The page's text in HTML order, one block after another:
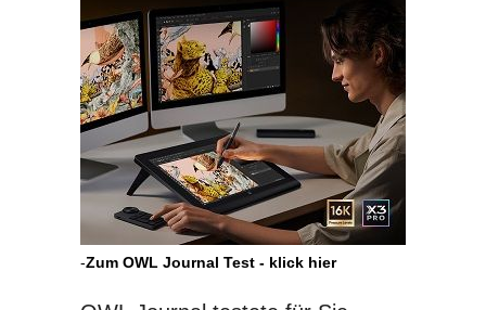
-Zum OWL Journal Test - klick hier